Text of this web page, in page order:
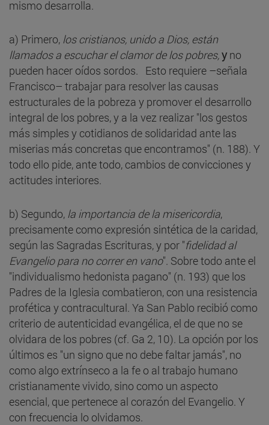
mismo desarrolla.
a) Primero, los cristianos, unido a Dios, están
llamados a escuchar el clamor de los pobres,yno
pueden hacer oídos sordos. Esto requiere –señala
Francisco– trabajar para resolver las causas
estructurales de la pobreza y promover el desarrollo
integral de los pobres, y a la vez realizar "los gestos
más simples y cotidianos de solidaridad ante las
miserias más concretas que encontramos" (n. 188). Y
todo ello pide, ante todo, cambios de convicciones y
actitudes interiores.
b) Segundo, la importancia de la misericordia,
precisamente como expresión sintética de la caridad,
según las Sagradas Escrituras, y por "fidelidad al
Evangelio para no correr en vano". Sobre todo ante el
"individualismo hedonista pagano" (n. 193) que los
Padres de la Iglesia combatieron, con una resistencia
profética y contracultural. Ya San Pablo recibió como
criterio de autenticidad evangélica, el de que no se
olvidara de los pobres (cf. Ga 2, 10). La opción por los
últimos es "un signo que no debe faltar jamás", no
como algo extrínseco a la fe o al trabajo humano
cristianamente vivido, sino como un aspecto
esencial, que pertenece al corazón del Evangelio. Y
con frecuencia lo olvidamos.